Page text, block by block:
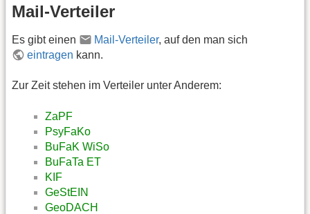
Mail-Verteiler
Es gibt einen Mail-Verteiler, auf den man sich
eintragen kann.
Zur Zeit stehen im Verteiler unter Anderem:
ZaPF
PsyFaKo
BuFaK WiSo
BuFaTa ET
KIF
GeStEIN
GeoDACH